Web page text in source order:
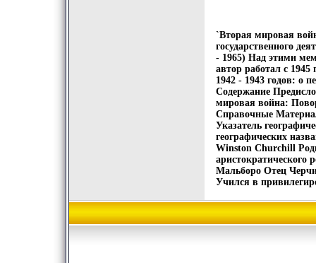
`Вторая мировая
государственного
- 1965) Над этими
автор работал с
1942 - 1943 годов: о
Содержание
мировая война:
Справочные
Указатель
географических
Winston Churchill
аристократического
Мальборо Отец
Учился в